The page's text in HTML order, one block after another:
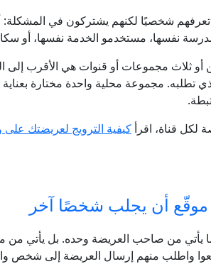
تعرفهم شخصيًا لكنهم يشتركون في
نفسها، مستخدمو الخدمة نفسها، أو
أو ثلاث مجموعات أو قنوات هي الأقرب
تطلبه. مجموعة محلية واحدة مختارة
قناة، اقرأ كيفية الترويج لعريضتك
أن يجلب شخصًا آخر
50 إلى 100 نادرًا ما يأتي من صاحب العريضة وحده. بل
واطلب منهم إرسال العريضة إلى شخص